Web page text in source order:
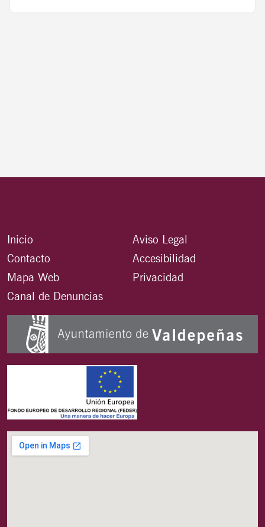
Inicio
Contacto
Mapa Web
Canal de Denuncias
Aviso Legal
Accesibilidad
Privacidad